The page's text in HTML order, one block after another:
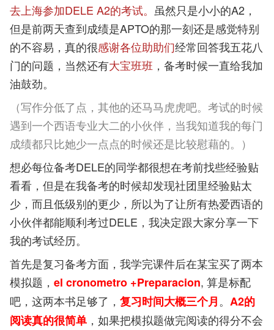
去上海参加DELE A2的考试。 虽然只是小小的A2，
但是前两天查到成绩是APTO的那一刻还是感觉特别
的不容易，真的很感谢各位助助们经常回答我五花八
门的问题，当然还有大宝班班 ，备考时候一直给我加
油鼓劲。
（写作分低了点，其他的还马马虎虎吧。考试的时候
遇到一个西语专业大二的小伙伴，当我知道我的每门
成绩都只比她少一点点的时候还是比较慰藉的。）
想必每位备考DELE的同学都很想在考前找些经验贴
看看，但是在我备考的时候却发现社团里经验贴太
少，而且低级别的更少，所以为了让所有热爱西语的
小伙伴都能顺利考过DELE，我决定跟大家分享一下
我的考试经历。
首先是复习备考方面，我学完课件后在某宝买了两本
模拟题， el cronometro +Preparacion, 算是标配
吧，这两本书足够了， 复习时间大概三个月。 A2的
阅读真的很简单 ，如果把模拟题做完阅读的得分不会